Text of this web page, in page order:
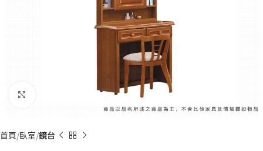
首頁 臥室 鏡台